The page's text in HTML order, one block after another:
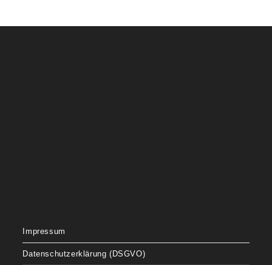
Impressum
Datenschutzerklärung (DSGVO)